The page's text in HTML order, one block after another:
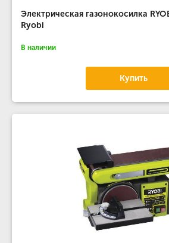
Электрическая газонокосилка
Ryobi
В наличии
Купить